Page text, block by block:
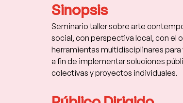
Sinopsis
Seminario taller sobre arte
social, con perspectiva local, con el
herramientas multidisciplinares para
a fin de implementar soluciones
colectivas y proyectos individuales.